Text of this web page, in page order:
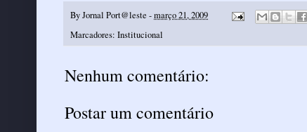
ByJornal Port@leste -março 21, 2009
Marcadores: Institucional
Nenhum comentário:
Postar um comentário